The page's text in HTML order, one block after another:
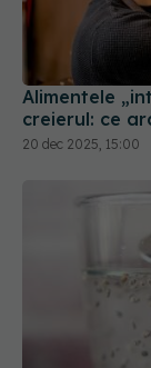
Alimentele
creierul: ce
Băutura